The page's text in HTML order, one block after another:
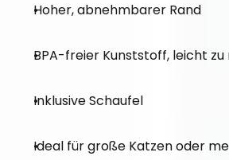
Hoher, abnehmbarer Rand
BPA-freier Kunststoff, leicht zu
Inklusive Schaufel
Ideal für große Katzen oder